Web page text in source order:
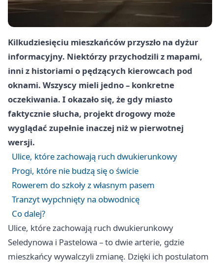
Kilkudziesięciu mieszkańców przyszło na dyżur
informacyjny. Niektórzy przychodzili z mapami,
inni z historiami o pędzących kierowcach pod
oknami. Wszyscy mieli jedno – konkretne
oczekiwania. I okazało się, że gdy miasto
faktycznie słucha, projekt drogowy może
wyglądać zupełnie inaczej niż w pierwotnej
wersji.
Ulice, które zachowają ruch dwukierunkowy
Progi, które nie budzą się o świcie
Rowerem do szkoły z własnym pasem
Tranzyt wypchnięty na obwodnicę
Co dalej?
Ulice, które zachowają ruch dwukierunkowy
Seledynowa i Pastelowa – to dwie arterie, gdzie
mieszkańcy wywalczyli zmianę. Dzięki ich postulatom